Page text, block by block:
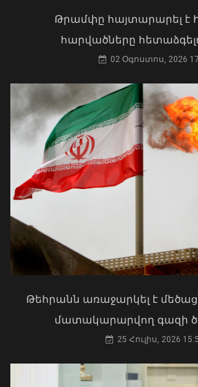
Գեղարքունիքի մարզում բախվել
«Jeep»-ն ու «Ford»-ը. կա 4
05 Օգոստոս, 2026 22:23
Բուլղարիայի ԱԳՆ-ն շնորհավորել է
ՀՀ երկաթուղին ազգային
ռազմավարական
և պետք է կառավարվի ՀՀ
Բաբաջանյան
31 Հուլիս, 2026 12:08
Թրամփը հայտարարել է
հարվածները
02 Օգոստոս, 2026
Թեհրանն առաջարկել է
մատակարարվող գազի
25 Հուլիս, 2026